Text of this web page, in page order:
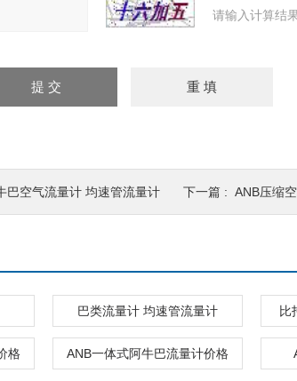
请输入计算结
巴空气流量计 均速管流量计 下一篇 : ANB压缩
巴类流量计 均速管流量计 比
格 ANB一体式阿牛巴流量计价格